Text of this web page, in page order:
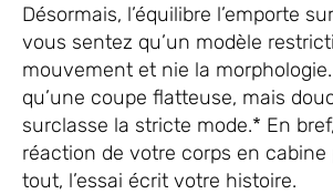
Désormais, l’équilibre l’emporte
vous sentez qu’un modèle
mouvement et nie la
qu’une coupe flatteuse, mais
surclasse la stricte mode.* En
réaction de votre corps en
tout, l’essai écrit votre histoire.